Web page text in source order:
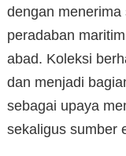
dengan
peradaban
abad. Koleksi
dan menjadi
sebagai upaya
sekaligus sumber